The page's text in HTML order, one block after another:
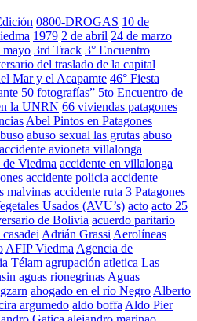
0800-DROGAS 10 de
1979 2 de abril 24 de marzo
mayo 3rd Track 3° Encuentro
del traslado de la capital
Mar y el Acapamte 46° Fiesta
50 fotografías” 5to Encuentro de
la UNRN 66 viviendas patagones
Abel Pintos en Patagones
abuso sexual las grutas abuso
accidente avioneta villalonga
Viedma accidente en villalonga
accidente policia accidente
malvinas accidente ruta 3 Patagones
Usados (AVU’s) acto acto 25
de Bolivia acuerdo paritario
Adrián Grassi Aerolíneas
AFIP Viedma Agencia de
Télam agrupación atletica Las
aguas rionegrinas Aguas
ahogado en el río Negro Alberto
argumedo aldo boffa Aldo Pier